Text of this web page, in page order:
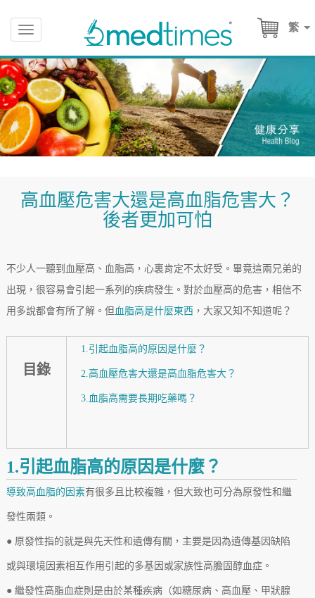
繁
Toggle
navigation
高血壓危害大還是高血脂危害大？
後者更加可怕
不少人一聽到血壓高、血脂高，心裏肯定不太好受。畢竟這兩兄弟的
出現，很容易會引起一系列的疾病發生。對於血壓高的危害，相信不
用多說都會有所了解。但 血脂高是什麼東西 ，大家又知不知道呢？
目錄
1.引起血脂高的原因是什麼？
2.高血壓危害大還是高血脂危害大？
3.血脂高需要長期吃藥嗎？
1.引起血脂高的原因是什麼？
導致高血脂的因素有很多且比較複雜，但大致也可分為原發性和繼
發性兩類。
● 原發性指的就是與先天性和遺傳有關，主要是因為遺傳基因缺陷
或與環境因素相互作用引起的多基因或家族性高膽固醇血症。
● 繼發性高脂血症則是由於某種疾病（如糖尿病、高血壓、甲狀腺